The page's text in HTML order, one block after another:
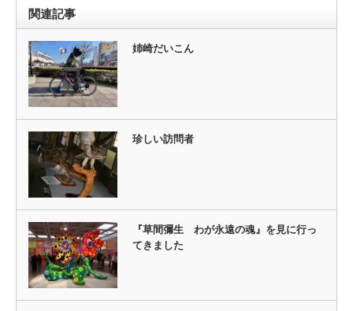
関連記事
姉崎だいこん
珍しい訪問者
『草間彌生 わが永遠の魂』を見に行っ
てきました